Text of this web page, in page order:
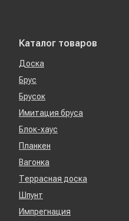
Каталог товаров
Доска
Брус
Брусок
Имитация бруса
Блок-хаус
Планкен
Вагонка
Террасная доска
Шпунт
Импрегнация